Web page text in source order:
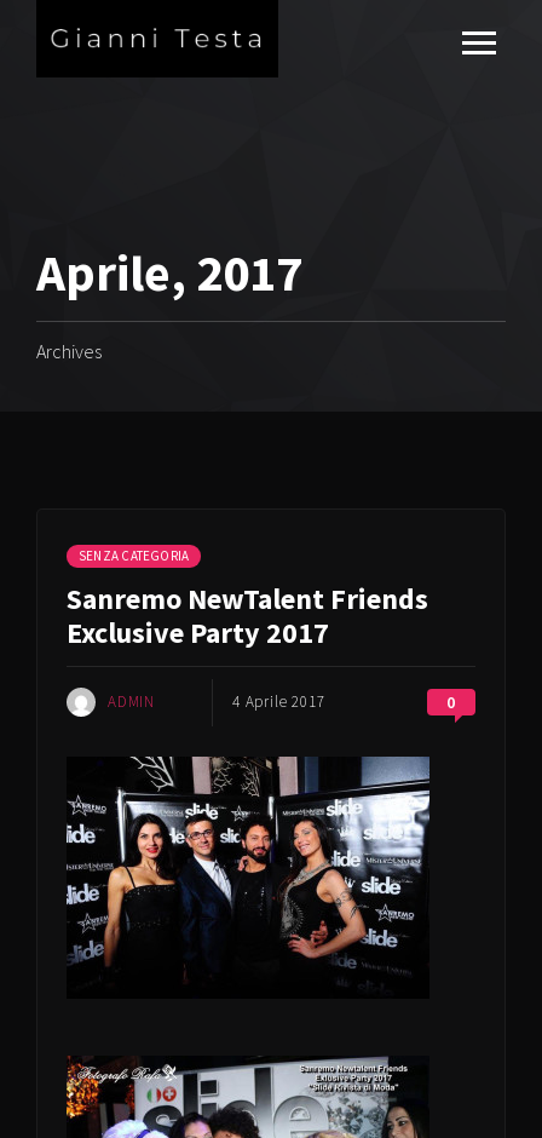
Aprile, 2017
Archives
SENZA CATEGORIA
Sanremo NewTalent Friends
Exclusive Party 2017
ADMIN 4 Aprile 2017 0